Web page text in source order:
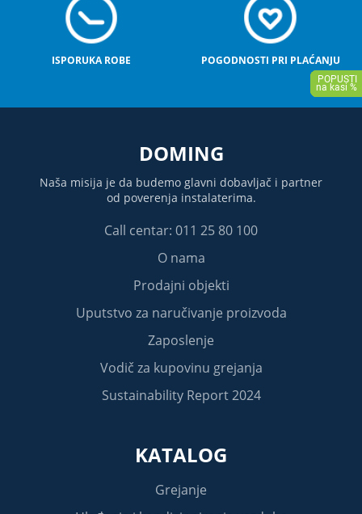
ISPORUKA ROBE POGODNOSTI PRI PLAĆANJU
DOMING
Naša misija je da budemo glavni dobavljač i partner
od poverenja instalaterima.
Call centar: 011 25 80 100
O nama
Prodajni objekti
Uputstvo za naručivanje proizvoda
Zaposlenje
Vodič za kupovinu grejanja
Sustainability Report 2024
KATALOG
Grejanje